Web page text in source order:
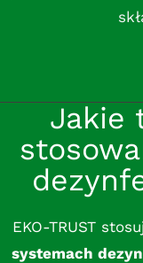
Jakie
EKO-TRUST
systemach